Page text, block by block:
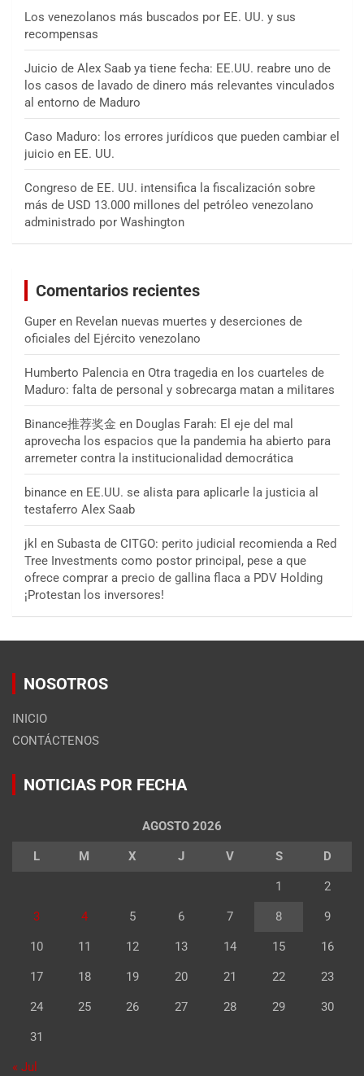
Los venezolanos más buscados por EE. UU. y sus
recompensas
Juicio de Alex Saab ya tiene fecha: EE.UU. reabre uno de
los casos de lavado de dinero más relevantes vinculados
al entorno de Maduro
Caso Maduro: los errores jurídicos que pueden cambiar el
juicio en EE. UU.
Congreso de EE. UU. intensifica la fiscalización sobre
más de USD 13.000 millones del petróleo venezolano
administrado por Washington
Comentarios recientes
Guper en Revelan nuevas muertes y deserciones de
oficiales del Ejército venezolano
Humberto Palencia en Otra tragedia en los cuarteles de
Maduro: falta de personal y sobrecarga matan a militares
Binance推荐奖金 en Douglas Farah: El eje del mal
aprovecha los espacios que la pandemia ha abierto para
arremeter contra la institucionalidad democrática
binance en EE.UU. se alista para aplicarle la justicia al
testaferro Alex Saab
jkl en Subasta de CITGO: perito judicial recomienda a Red
Tree Investments como postor principal, pese a que
ofrece comprar a precio de gallina flaca a PDV Holding
¡Protestan los inversores!
NOSOTROS
INICIO
CONTÁCTENOS
NOTICIAS POR FECHA
AGOSTO 2026
L M X J V S D
1 2
3 4 5 6 7 8 9
10 11 12 13 14 15 16
17 18 19 20 21 22 23
24 25 26 27 28 29 30
31
« Jul